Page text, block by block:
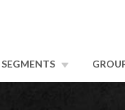
SEGMENTS